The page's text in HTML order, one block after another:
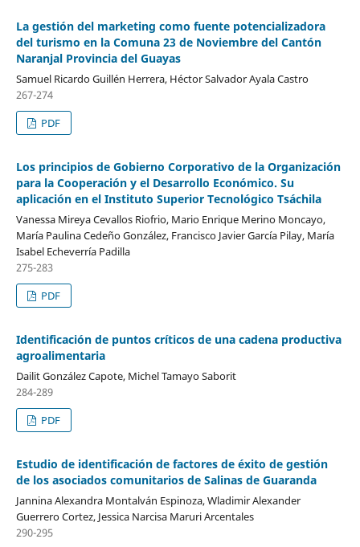
La gestión del marketing como fuente potencializadora
del turismo en la Comuna 23 de Noviembre del Cantón
Naranjal Provincia del Guayas
Samuel Ricardo Guillén Herrera, Héctor Salvador Ayala Castro
267-274
PDF
Los principios de Gobierno Corporativo de la Organización
para la Cooperación y el Desarrollo Económico. Su
aplicación en el Instituto Superior Tecnológico Tsáchila
Vanessa Mireya Cevallos Riofrio, Mario Enrique Merino Moncayo,
María Paulina Cedeño González, Francisco Javier García Pilay, María
Isabel Echeverría Padilla
275-283
PDF
Identificación de puntos críticos de una cadena productiva
agroalimentaria
Dailit González Capote, Michel Tamayo Saborit
284-289
PDF
Estudio de identificación de factores de éxito de gestión
de los asociados comunitarios de Salinas de Guaranda
Jannina Alexandra Montalván Espinoza, Wladimir Alexander
Guerrero Cortez, Jessica Narcisa Maruri Arcentales
290-295